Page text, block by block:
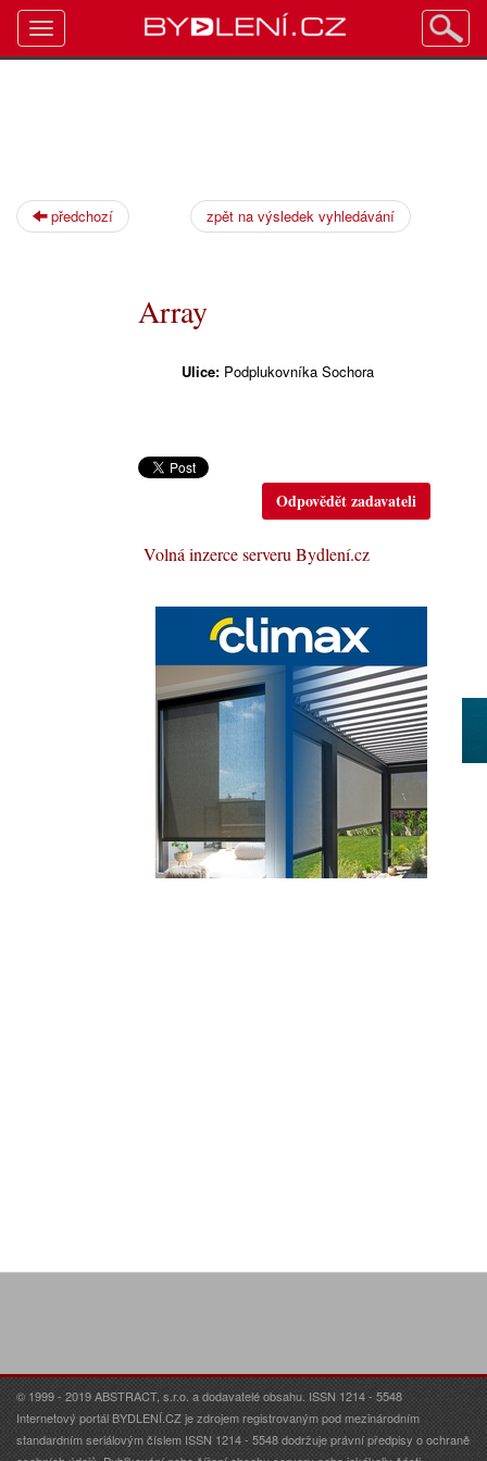
předchozí zpět na výsledek vyhledávání
Array
Ulice: Podplukovníka Sochora
Odpovědět zadavateli
Volná inzerce serveru Bydlení.cz
Toggle
navigation
© 1999 - 2019 ABSTRACT, s.r.o. a dodavatelé obsahu. ISSN 1214 - 5548
Internetový portál BYDLENÍ.CZ je zdrojem registrovaným pod mezinárodním
standardním seriálovým číslem ISSN 1214 - 5548 dodržuje právní předpisy o ochraně